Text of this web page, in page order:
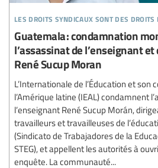
les droits syndicaux sont des droits
Guatemala : condamnation
l’assassinat de l’enseignant
René Sucup Moran
L’Internationale de l’Éducation et son
l’Amérique latine (IEAL) condamnent
l’enseignant René Sucup Morán,
travailleurs et travailleuses de
(Sindicato de Trabajadores de la
STEG), et appellent les autorités à
enquête. La communauté...